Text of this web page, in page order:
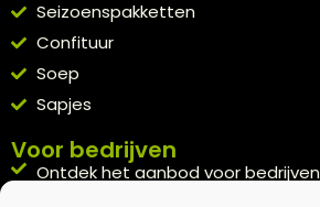
Seizoenspakketten
Confituur
Soep
Sapjes
Voor bedrijven
Ontdek het aanbod voor bedrijven